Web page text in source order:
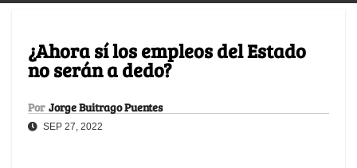
¿Ahora sí los empleos del Estado
no serán a dedo?
Por Jorge Buitrago Puentes
SEP 27, 2022